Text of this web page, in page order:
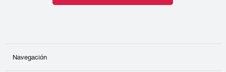
Navegación